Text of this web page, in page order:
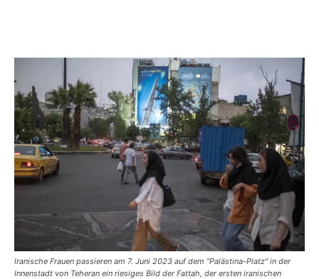
Iranische Frauen passieren am 7. Juni 2023 auf dem "Palästina-Platz" in der
Innenstadt von Teheran ein riesiges Bild der Fattah, der ersten iranischen